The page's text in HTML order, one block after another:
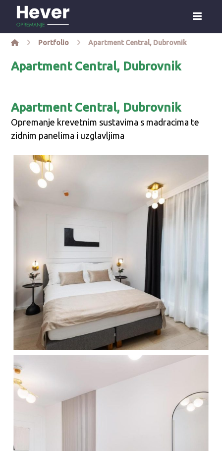
Portfolio Apartment Central, Dubrovnik
Apartment Central, Dubrovnik
Apartment Central, Dubrovnik
Opremanje krevetnim sustavima s madracima te
zidnim panelima i uzglavljima